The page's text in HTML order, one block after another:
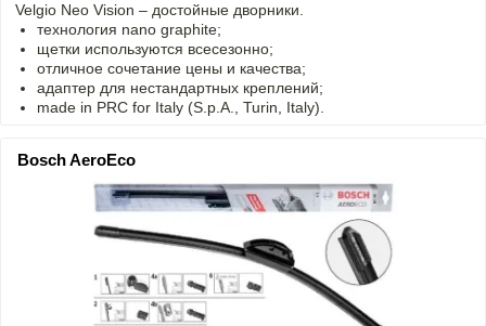
Velgio Neo Vision – достойные дворники.
технология nano graphite;
щетки используются всесезонно;
отличное сочетание цены и качества;
адаптер для нестандартных креплений;
made in PRC for Italy (S.p.A., Turin, Italy).
Bosch AeroEco